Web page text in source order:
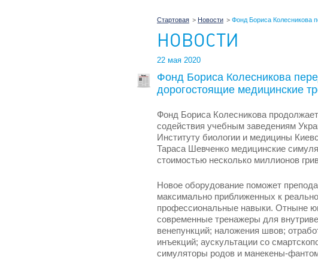
Стартовая Новости Фонд Бориса Колесникова
НОВОСТИ
22 мая 2020
Фонд Бориса Колесникова
дорогостоящие медицинские
Фонд Бориса Колесникова
содействия учебным заведениям
Институту биологии и медицины
Тараса Шевченко медицинские
стоимостью несколько миллионов
Новое оборудование поможет
максимально приближенных к
профессиональные навыки. Отныне
современные тренажеры для
венепункций; наложения швов;
инъекций; аускультации со
симуляторы родов и манекены-